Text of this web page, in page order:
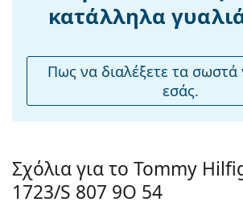
Το πανί που παρέχεται είναι
καθαρισμό και τη φροντίδα των
υφασμάτινη θήκη αντί για πανί.
Εξερευνήστε την πλήρη γκάμα
βρείτε περισσότερα μοντέλα από
μαξιλάρια
άρθρωση:
Όχι
Αξεσουάρ
Πανί
καθαρισμού:
Ναι
κατάλληλα
Πως να διαλέξετε τα σωστά
εσάς.
Σχόλια για το Tommy
1723/S 807 9O 54